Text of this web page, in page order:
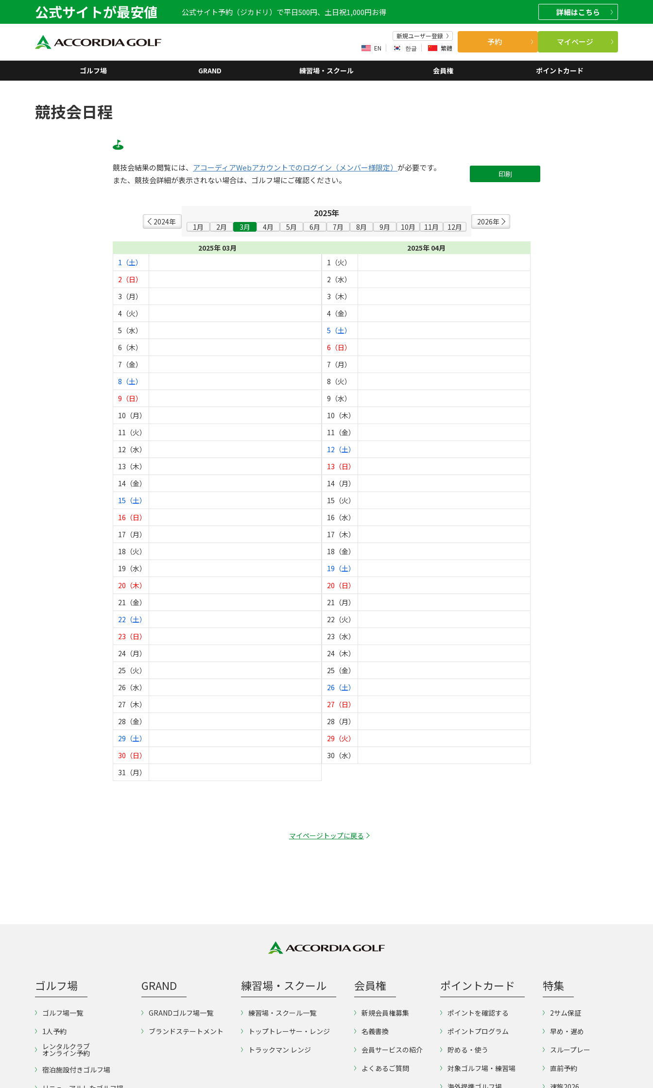
公式サイトが最安値 公式サイト予約（ジカドリ）で平日500円、土日祝1,000円お得 詳細はこちら
新規ユーザー登録
EN
한글 繁體
予約 マイページ
ゴルフ場 GRAND 練習場・スクール 会員権 ポイントカード
競技会日程
競技会結果の閲覧には、 アコーディアWebアカウントでのログイン（メンバー様限定） が必要です。
また、競技会詳細が表示されない場合は、ゴルフ場にご確認ください。
印刷
2024年
2025年
1月 2月 3月 4月 5月 6月 7月 8月 9月 10月 11月 12月
2026年
2025年 03月
1（土）
2（日）
3（月）
4（火）
5（水）
6（木）
7（金）
8（土）
9（日）
10（月）
11（火）
12（水）
13（木）
14（金）
15（土）
16（日）
17（月）
18（火）
19（水）
20（木）
21（金）
22（土）
23（日）
24（月）
25（火）
26（水）
27（木）
28（金）
29（土）
30（日）
31（月）
2025年 04月
1（火）
2（水）
3（木）
4（金）
5（土）
6（日）
7（月）
8（火）
9（水）
10（木）
11（金）
12（土）
13（日）
14（月）
15（火）
16（水）
17（木）
18（金）
19（土）
20（日）
21（月）
22（火）
23（水）
24（木）
25（金）
26（土）
27（日）
28（月）
29（火）
30（水）
マイページトップに戻る
ゴルフ場
ゴルフ場一覧
1人予約
レンタルクラブ
オンライン予約
宿泊施設付きゴルフ場
GRAND
GRANDゴルフ場一覧
ブランドステートメント
練習場・スクール
練習場・スクール一覧
トップトレーサー・レンジ
トラックマン レンジ
会員権
新規会員権募集
名義書換
会員サービスの紹介
よくあるご質問
ポイントカード
ポイントを確認する
ポイントプログラム
貯める・使う
対象ゴルフ場・練習場
特集
2サム保証
早め・遅め
スループレー
直前予約